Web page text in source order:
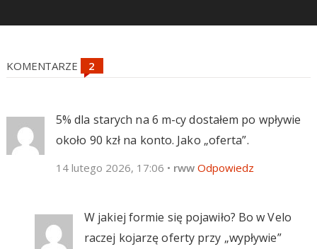
KOMENTARZE
5% dla starych na 6 m-cy dostałem po wpływie
około 90 kzł na konto. Jako „oferta”.
14 lutego 2026, 17:06 • rww Odpowiedz
W jakiej formie się pojawiło? Bo w Velo
raczej kojarzę oferty przy „wypływie”